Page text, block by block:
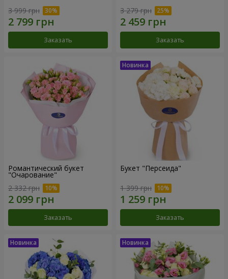
3 999 грн
Заказать
3 279 грн
Заказать
Романтический букет
"Очарование"
2 332 грн
Заказать
Букет "Персеида"
1 399 грн
Заказать